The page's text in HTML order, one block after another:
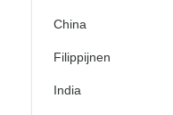
China
Filippijnen
India